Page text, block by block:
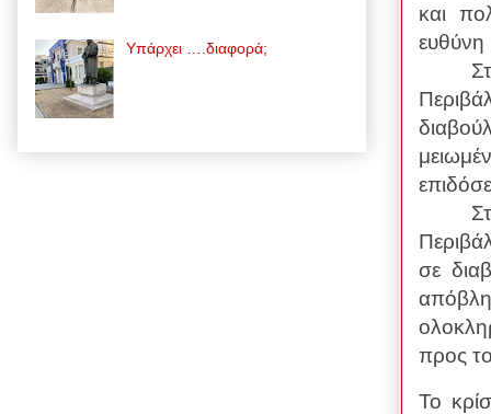
και
σε
προς
Το
Υπάρχει ….διαφορά;